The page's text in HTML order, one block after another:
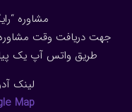
مشاوره
جهت دریافت وقت مشاوره
طریق واتس آپ یک
لینک
Map